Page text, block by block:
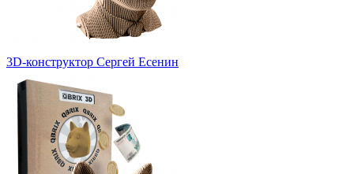
3D-конструктор Сергей Есенин